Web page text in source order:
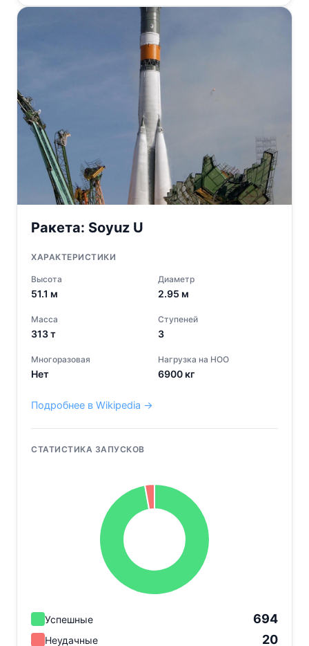
Ракета: Soyuz U
ХАРАКТЕРИСТИКИ
Высота
51.1 м
Диаметр
2.95 м
Масса
313т
Ступеней
3
Многоразовая
Нет
Нагрузка на НОО
6900 кг
Подробнее в Wikipedia →
СТАТИСТИКА ЗАПУСКОВ
Успешные 694
Неудачные 20